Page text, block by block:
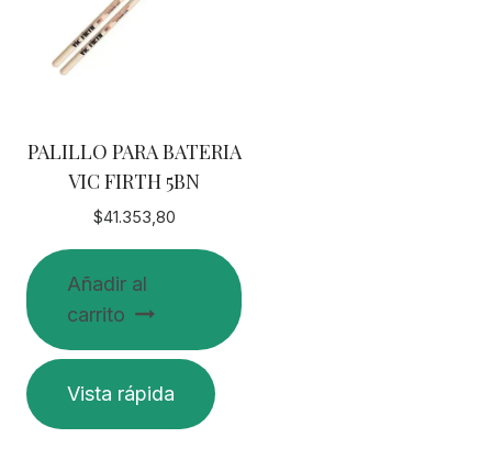
PALILLO PARA BATERIA
VIC FIRTH 5BN
$41.353,80
Añadir al
carrito
Vista rápida